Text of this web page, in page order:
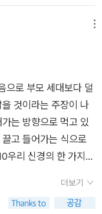
의 없을 것이 분명하
것이라는 사실을 알
도 모르겠다.======
의 반응 중에 신기
하품. 그래, 하품은
를 했을 거야. 아직도
는구나. 의학자들도아
이들이 없었겠지. 어
마 주위에서 뜯어 말리
이루어졌을 거야.. 이
하품… 하품은 어떤 경
니, 연구할 것들이 참
은 책입니다. 몸 이야
하던 것들도 (저자의
준하게 운동을 - 걷기
이었습니다.내 몸을
들게 만들어 준, 내
흥미롭고 유쾌한 독서
인
니인가...나는 언젠가
인간은 우주가 스스
다시 떠올려 본다.
건 아니니까 말이다.
놀라움을 주는 지식
분하다. 지금 나열하는
상관 없이 일정한 속
화지방에 불과하다, 겨
을 자지 않는다, 뉴욕
남성보다 사망할 확률
라 뇌졸중, 심장병, 암,
매력적인 책을 그냥
는 이 책은 필연적으로
을 극적으로 늘린 수많
으로 부모 세대보다 덜
것이라는 주장이 나
는 방향으로 먹고 있
고 들어가는 식으로
우리 신경의 한 가지
렇지 않다는 것이다.
랄 수 있지만, 척수가
더보기